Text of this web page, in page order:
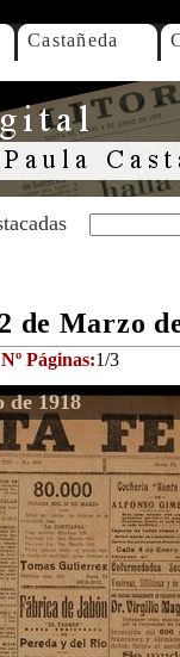
Castañeda
de Marzo
Nº Páginas:1/3
de 1918